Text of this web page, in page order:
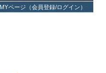
MYページ（会員登録/ログイン）